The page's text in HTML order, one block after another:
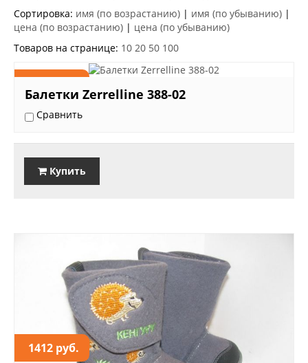
Сортировка: имя (по возрастанию) | имя (по убыванию) |
цена (по возрастанию) | цена (по убыванию)
Товаров на странице: 10 20 50 100
Балетки Zerrelline 388-02
Сравнить
Купить
1412 руб.